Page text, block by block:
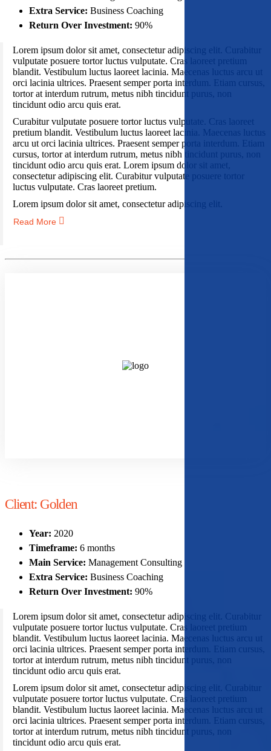
Extra Service: Business Coaching
Return Over Investment: 90%
Lorem ipsum dolor sit amet, consectetur adipiscing elit. Curabitur
vulputate posuere tortor luctus vulputate. Cras laoreet pretium
blandit. Vestibulum luctus laoreet lacinia. Maecenas luctus arcu ut
orci lacinia ultrices. Praesent semper porta interdum. Etiam cursus,
tortor at interdum rutrum, metus nibh tincidunt purus, non
tincidunt odio arcu quis erat.
Curabitur vulputate posuere tortor luctus vulputate. Cras laoreet
pretium blandit. Vestibulum luctus laoreet lacinia. Maecenas luctus
arcu ut orci lacinia ultrices. Praesent semper porta interdum. Etiam
cursus, tortor at interdum rutrum, metus nibh tincidunt purus, non
tincidunt odio arcu quis erat. Lorem ipsum dolor sit amet,
consectetur adipiscing elit. Curabitur vulputate posuere tortor
luctus vulputate. Cras laoreet pretium.
Lorem ipsum dolor sit amet, consectetur adipiscing elit.
Read More
Client:Golden
Year: 2020
Timeframe: 6 months
Main Service: Management Consulting
Extra Service: Business Coaching
Return Over Investment: 90%
Lorem ipsum dolor sit amet, consectetur adipiscing elit. Curabitur
vulputate posuere tortor luctus vulputate. Cras laoreet pretium
blandit. Vestibulum luctus laoreet lacinia. Maecenas luctus arcu ut
orci lacinia ultrices. Praesent semper porta interdum. Etiam cursus,
tortor at interdum rutrum, metus nibh tincidunt purus, non
tincidunt odio arcu quis erat.
Lorem ipsum dolor sit amet, consectetur adipiscing elit. Curabitur
vulputate posuere tortor luctus vulputate. Cras laoreet pretium
blandit. Vestibulum luctus laoreet lacinia. Maecenas luctus arcu ut
orci lacinia ultrices. Praesent semper porta interdum. Etiam cursus,
tortor at interdum rutrum, metus nibh tincidunt purus, non
tincidunt odio arcu quis erat.